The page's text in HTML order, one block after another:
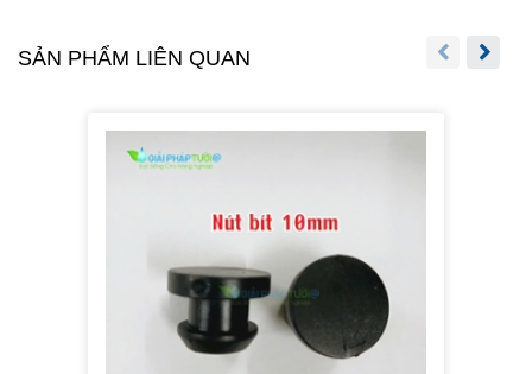
SẢN PHẨM LIÊN QUAN